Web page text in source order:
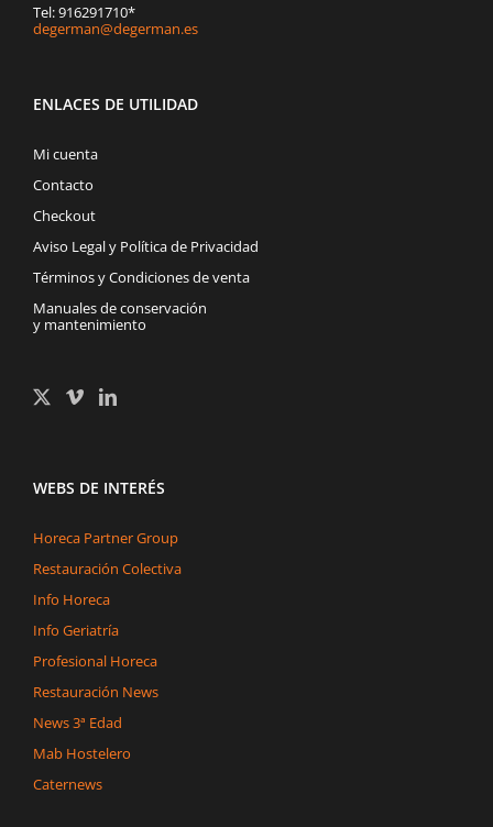
Tel: 916291710*
degerman@degerman.es
ENLACES DE UTILIDAD
Mi cuenta
Contacto
Checkout
Aviso Legal y Política de Privacidad
Términos y Condiciones de venta
Manuales de conservación
y mantenimiento
WEBS DE INTERÉS
Horeca Partner Group
Restauración Colectiva
Info Horeca
Info Geriatría
Profesional Horeca
Restauración News
News 3ª Edad
Mab Hostelero
Caternews